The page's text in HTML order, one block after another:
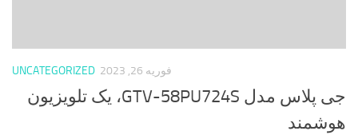
UNCATEGORIZED فوریه 26, 2023
جی پلاس مدل GTV-58PU724S، یک تلویزیون
هوشمند